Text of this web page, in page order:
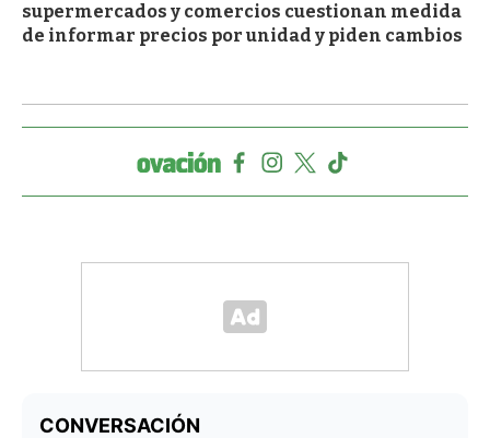
supermercados y comercios cuestionan medida
de informar precios por unidad y piden cambios